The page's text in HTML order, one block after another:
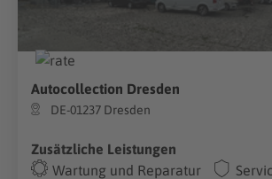
Autocollection Dresden
DE-01237 Dresden
Zusätzliche Leistungen
Wartung und Reparatur